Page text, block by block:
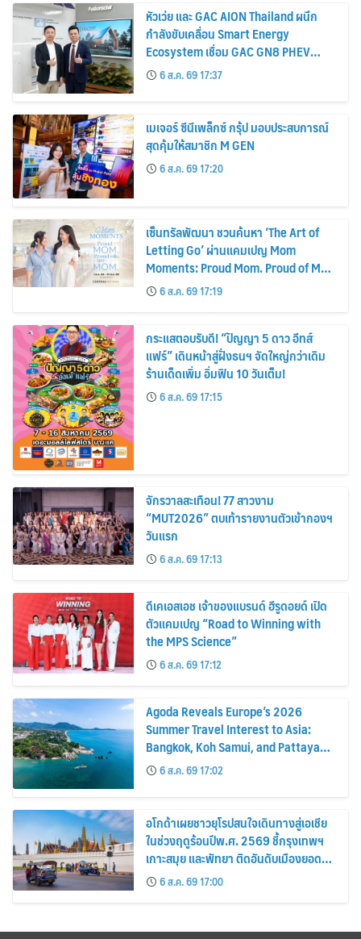
หัวเว่ย และ GAC AION Thailand ผนึก
กำลังขับเคลื่อน Smart Energy
Ecosystem เชื่อม GAC GN8 PHEV
รถยนต์ MPV ระดับพรีเมียม เข้ากับ
พลังงานแสงอาทิตย์ภายในบ้าน
6 ส.ค. 69 17:37
เมเจอร์ ซีนีเพล็กซ์ กรุ้ป มอบประสบการณ์
สุดคุ้มให้สมาชิก M GEN
6 ส.ค. 69 17:20
เซ็นทรัลพัฒนา ชวนค้นหา ‘The Art of
Letting Go’ ผ่านแคมเปญ Mom
Moments: Proud Mom. Proud of My
Mom.6 ส.ค. 69 17:19
กระแสตอบรับดี! “ปัญญา 5 ดาว อีทส์
แฟร์” เดินหน้าสู่ฝั่งธนฯ จัดใหญ่กว่าเดิม
ร้านเด็ดเพิ่ม อิ่มฟิน 10 วันเต็ม!
6 ส.ค. 69 17:15
จักรวาลสะเทือน! 77 สาวงาม
“MUT2026” ตบเท้ารายงานตัวเข้ากองฯ
วันแรก
6 ส.ค. 69 17:13
ดีเคเอสเอช เจ้าของแบรนด์ ฮีรูดอยด์ เปิด
ตัวแคมเปญ “Road to Winning with
the MPS Science”
6 ส.ค. 69 17:12
Agoda Reveals Europe’s 2026
Summer Travel Interest to Asia:
Bangkok, Koh Samui, and Pattaya
Among the Top Cities
6 ส.ค. 69 17:02
อโกด้าเผยชาวยุโรปสนใจเดินทางสู่เอเชีย
ในช่วงฤดูร้อนปีพ.ศ. 2569 ชี้กรุงเทพฯ
เกาะสมุย และพัทยา ติดอันดับเมืองยอด
นิยม6 ส.ค. 69 17:00